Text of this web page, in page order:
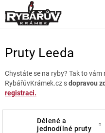
na
obsah
Pruty Leeda
Chystáte se na ryby? Tak to vám
RybářůvKrámek.cz sdopravou
registraci.
dělené a
jednodílné pruty